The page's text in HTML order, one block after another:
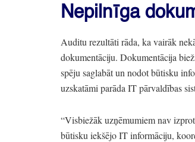
Nepilnīga
Auditu rezultāti rāda, ka vairāk
dokumentāciju. Dokumentācija
spēju saglabāt un nodot būtisku
uzskatāmi parāda IT pārvaldības
“Visbiežāk uzņēmumiem nav
būtisku iekšējo IT informāciju,